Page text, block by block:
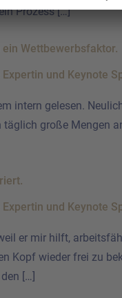
Prozess […]
Wettbewerbsfaktor.
intern gelesen.
täglich große
er mir hilft,
Kopf wieder frei zu
[…]